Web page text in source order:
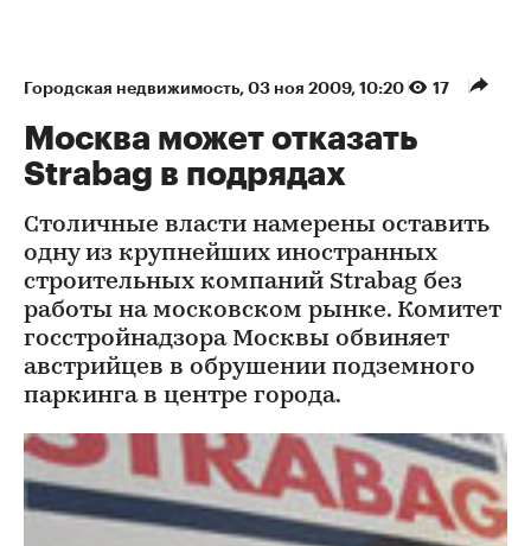
Городская недвижимость⁠, 03 ноя 2009, 10:20 17
Москва может отказать
Strabag в подрядах
Столичные власти намерены оставить
одну из крупнейших иностранных
строительных компаний Strabag без
работы на московском рынке. Комитет
гос­стройнадзора Москвы обвиняет
австрийцев в обрушении подземного
паркинга в центре города.